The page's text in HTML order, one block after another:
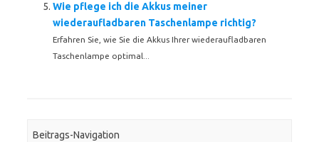
Wie pflege ich die Akkus meiner
wiederaufladbaren Taschenlampe richtig?
Erfahren Sie, wie Sie die Akkus Ihrer wiederaufladbaren
Taschenlampe optimal...
Beitrags-Navigation